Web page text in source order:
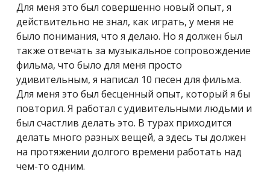
Для меня это был совершенно новый опыт, я
действительно не знал, как играть, у меня не
было понимания, что я делаю. Но я должен был
также отвечать за музыкальное сопровождение
фильма, что было для меня просто
удивительным, я написал 10 песен для фильма.
Для меня это был бесценный опыт, который я бы
повторил. Я работал с удивительными людьми и
был счастлив делать это. В турах приходится
делать много разных вещей, а здесь ты должен
на протяжении долгого времени работать над
чем-то одним.